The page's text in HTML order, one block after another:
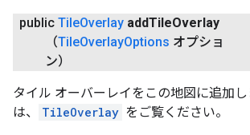
public TileOverlay addTileOverlay
（TileOverlayOptions オプショ
ン）
タイル オーバーレイをこの地図に追加し
は、
TileOverlay をご覧ください。